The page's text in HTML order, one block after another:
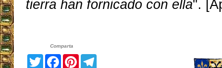
tierra han fornicado con ella".
Comparta
TwitterFacebook
PinterestTelegram